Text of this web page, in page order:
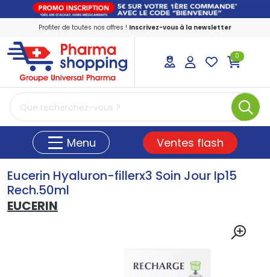
Profiter de toutes nos offres ! Inscrivez-vous à la newsletter
PharmaShopping Votre pharmacie en
0
Menu Ventes flash
Eucerin Hyaluron-fillerx3 Soin Jour Ip15
Rech.50ml
EUCERIN